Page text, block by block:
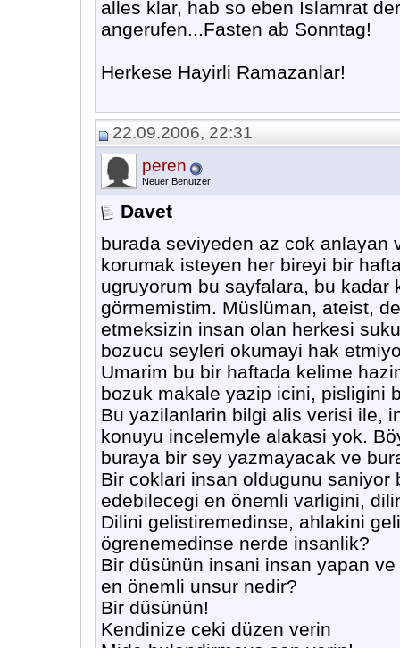
alles klar, hab so eben Islamrat
angerufen...Fasten ab Sonntag!
Herkese Hayirli Ramazanlar!
22.09.2006, 22:31
peren
Neuer Benutzer
Davet
burada seviyeden az cok anlayan
korumak isteyen her bireyi bir
ugruyorum bu sayfalara, bu
görmemistim. Müslüman, ateist,
etmeksizin insan olan herkesi
bozucu seyleri okumayi hak
Umarim bu bir haftada kelime
bozuk makale yazip icini, pisligini
Bu yazilanlarin bilgi alis verisi ile,
konuyu incelemyle alakasi yok.
buraya bir sey yazmayacak ve
Bir coklari insan oldugunu
edebilecegi en önemli varligini,
Dilini gelistiremedinse, ahlakini
ögrenemedinse nerde insanlik?
Bir düsünün insani insan yapan
en önemli unsur nedir?
Bir düsünün!
Kendinize ceki düzen verin